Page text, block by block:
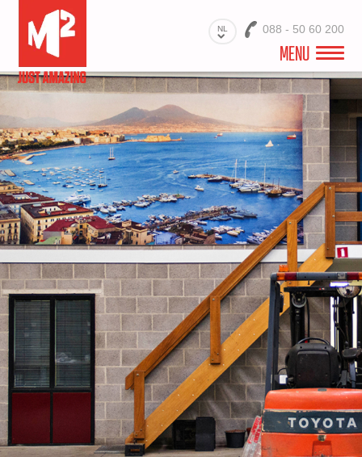
NL 088 - 50 60 200
MENU
WELKOM
VIDEO
PROJECTEN
BRANCHES
PRODUCTEN
MATERIALEN
DIENSTEN
OVER ONS
CONTACT